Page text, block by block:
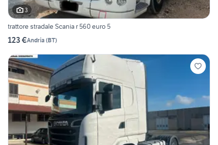
3
trattore stradale Scania r 560 euro 5
123 €Andria (BT)